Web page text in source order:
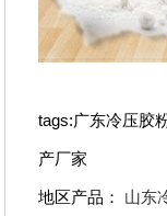
tags:广东冷压胶
产厂家
地区产品： 山东